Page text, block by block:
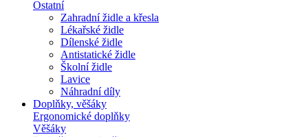
Ostatní
Zahradní židle a křesla
Lékařské židle
Dílenské židle
Antistatické židle
Školní židle
Lavice
Náhradní díly
Doplňky, věšáky
Ergonomické doplňky
Věšáky